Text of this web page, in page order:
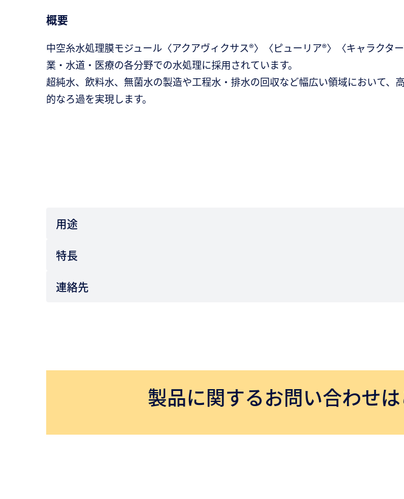
概要
中空糸水処理膜モジュール〈アクアヴィクサス®〉〈ピューリア®〉〈キャラクタ
業・水道・医療の各分野での水処理に採用されています。
超純水、飲料水、無菌水の製造や工程水・排水の回収など幅広い領域において、
的なろ過を実現します。
用途
特長
連絡先
製品に関するお問い合わせ